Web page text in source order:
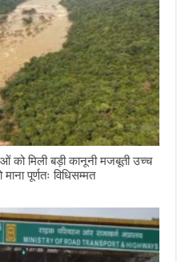
को मिली बड़ी कानूनी मजबूती उच्च
पूर्णतः विधिसम्मत